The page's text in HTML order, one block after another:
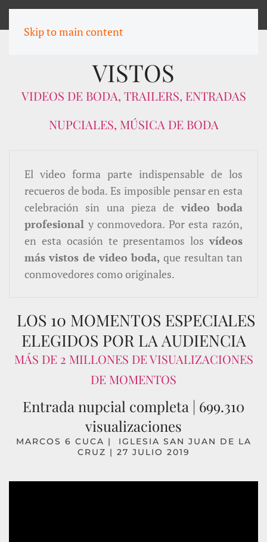
Skip to main content
LOS VIDEOS MÁS
VISTOS
VIDEOS DE BODA, TRAILERS, ENTRADAS
NUPCIALES, MÚSICA DE BODA
El video forma parte indispensable de los
recueros de boda. Es imposible pensar en esta
celebración sin una pieza de video boda
profesional y conmovedora. Por esta razón,
en esta ocasión te presentamos los vídeos
más vistos de video boda, que resultan tan
conmovedores como originales.
LOS 10 MOMENTOS ESPECIALES
ELEGIDOS POR LA AUDIENCIA
MÁS DE 2 MILLONES DE VISUALIZACIONES
DE MOMENTOS
Entrada nupcial completa | 699.310
visualizaciones
MARCOS 6 CUCA | IGLESIA SAN JUAN DE LA
CRUZ | 27 JULIO 2019